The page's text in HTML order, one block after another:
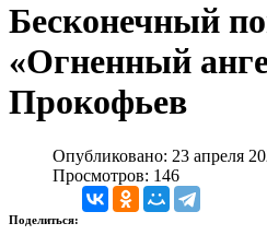
Бесконечный
«Огненный
Прокофьев
Опубликовано: 23 апреля
Просмотров: 146
Поделиться: